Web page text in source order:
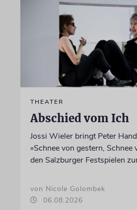
THEATER
Abschied vom Ich
Jossi Wieler bringt Peter
»Schnee von gestern, Schnee
den Salzburger Festspielen
von Nicole Golombek
06.08.2026